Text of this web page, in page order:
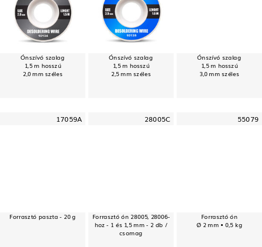
Ónszívó szalag
1,5 m hosszú
2,0 mm széles
Ónszívó szalag
1,5 m hosszú
2,5 mm széles
Ónszívó szalag
1,5 m hosszú
3,0 mm széles
17059A
Forrasztó paszta - 20 g
28005C
Forrasztó ón 28005, 28006-
hoz - 1 és 1,5 mm - 2 db /
csomag
55079
Forrasztó ón
Ø 2 mm • 0,5 kg